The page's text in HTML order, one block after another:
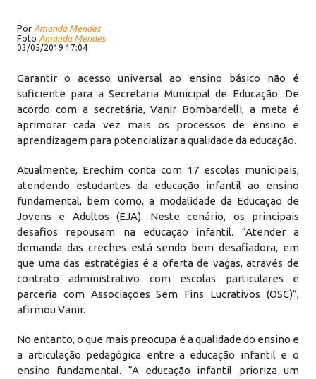
Por Amanda Mendes
Foto Amanda Mendes
03/05/2019 17:04
Garantir o acesso universal ao ensino básico não é
suficiente para a Secretaria Municipal de Educação. De
acordo com a secretária, Vanir Bombardelli, a meta é
aprimorar cada vez mais os processos de ensino e
aprendizagem para potencializar a qualidade da educação.
Atualmente, Erechim conta com 17 escolas municipais,
atendendo estudantes da educação infantil ao ensino
fundamental, bem como, a modalidade da Educação de
Jovens e Adultos (EJA). Neste cenário, os principais
desafios repousam na educação infantil. “Atender a
demanda das creches está sendo bem desafiadora, em
que uma das estratégias é a oferta de vagas, através de
contrato administrativo com escolas particulares e
parceria com Associações Sem Fins Lucrativos (OSC)”,
afirmou Vanir.
No entanto, o que mais preocupa é a qualidade do ensino e
a articulação pedagógica entre a educação infantil e o
ensino fundamental. “A educação infantil prioriza um